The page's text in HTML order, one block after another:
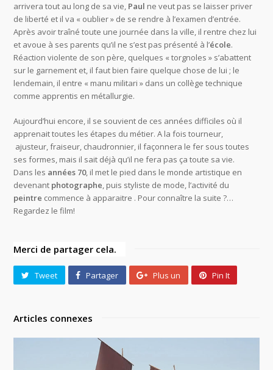
arrivera tout au long de sa vie, Paul ne veut pas se laisser priver
de liberté et il va « oublier » de se rendre à l’examen d’entrée.
Après avoir traîné toute une journée dans la ville, il rentre chez lui
et avoue à ses parents qu’il ne s’est pas présenté à l’école.
Réaction violente de son père, quelques « torgnoles » s’abattent
sur le garnement et, il faut bien faire quelque chose de lui ; le
lendemain, il entre « manu militari » dans un collège technique
comme apprentis en métallurgie.
Aujourd’hui encore, il se souvient de ces années difficiles où il
apprenait toutes les étapes du métier. A la fois tourneur,
ajusteur, fraiseur, chaudronnier, il façonnera le fer sous toutes
ses formes, mais il sait déjà qu’il ne fera pas ça toute sa vie.
Dans les années 70, il met le pied dans le monde artistique en
devenant photographe, puis styliste de mode, l’activité du
peintre commence à apparaitre . Pour connaître la suite ?…
Regardez le film!
Merci de partager cela.
Tweet Partager Plus un Pin It
Articles connexes